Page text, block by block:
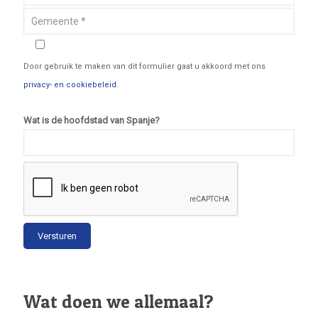
Door gebruik te maken van dit formulier gaat u akkoord met ons
privacy- en cookiebeleid.
Wat is de hoofdstad van Spanje?
Wat doen we allemaal?